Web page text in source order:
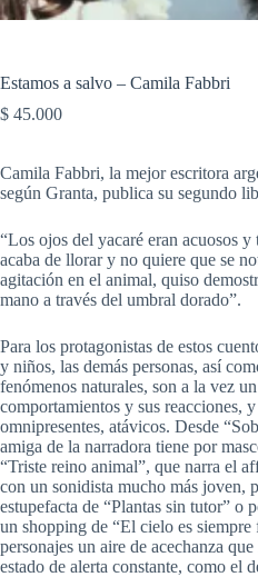
Estamos a salvo – Camila Fabbri
$ 45.000
Camila Fabbri, la mejor escritora
según Granta, publica su segundo
“Los ojos del yacaré eran acuosos
acaba de llorar y no quiere que se
agitación en el animal, quiso
mano a través del umbral dorado”.
Para los protagonistas de estos
y niños, las demás personas, así
fenómenos naturales, son a la vez
comportamientos y sus reacciones,
omnipresentes, atávicos. Desde
amiga de la narradora tiene por
“Triste reino animal”, que narra el
con un sonidista mucho más joven,
estupefacta de “Plantas sin tutor” o
un shopping de “El cielo es siempre
personajes un aire de acechanza
estado de alerta constante, como el